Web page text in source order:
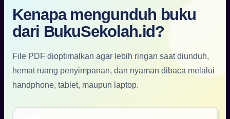
Kenapa mengunduh buku
dari BukuSekolah.id?
File PDF dioptimalkan agar lebih ringan saat diunduh,
hemat ruang penyimpanan, dan nyaman dibaca melalui
handphone, tablet, maupun laptop.